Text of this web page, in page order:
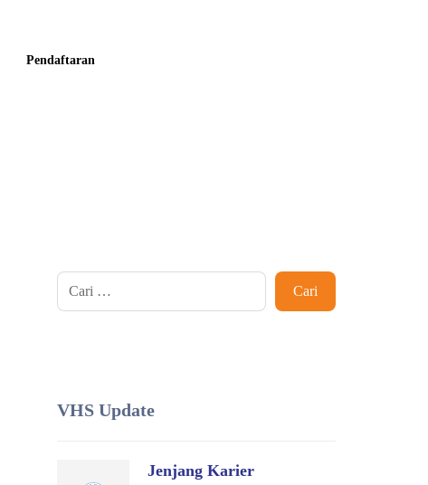
Pendaftaran
VHS Update
Jenjang Karier